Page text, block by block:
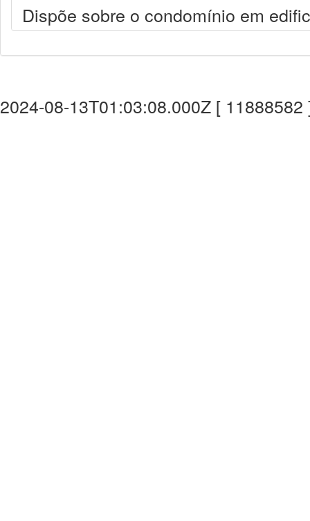
Dispõe sobre o condomínio em
2024-08-13T01:03:08.000Z [ 11888582